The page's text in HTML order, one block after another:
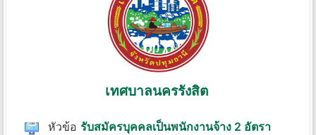
เทศบาลนครรังสิต
หัวข้อ รับสมัครบุคคลเป็นพนักงานจ้าง 2 อัตรา